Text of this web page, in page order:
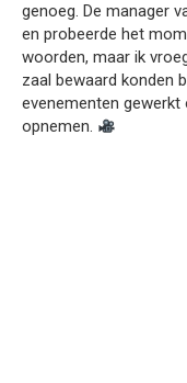
genoeg. De manager
en probeerde het
woorden, maar ik
zaal bewaard konden
evenementen
opnemen.